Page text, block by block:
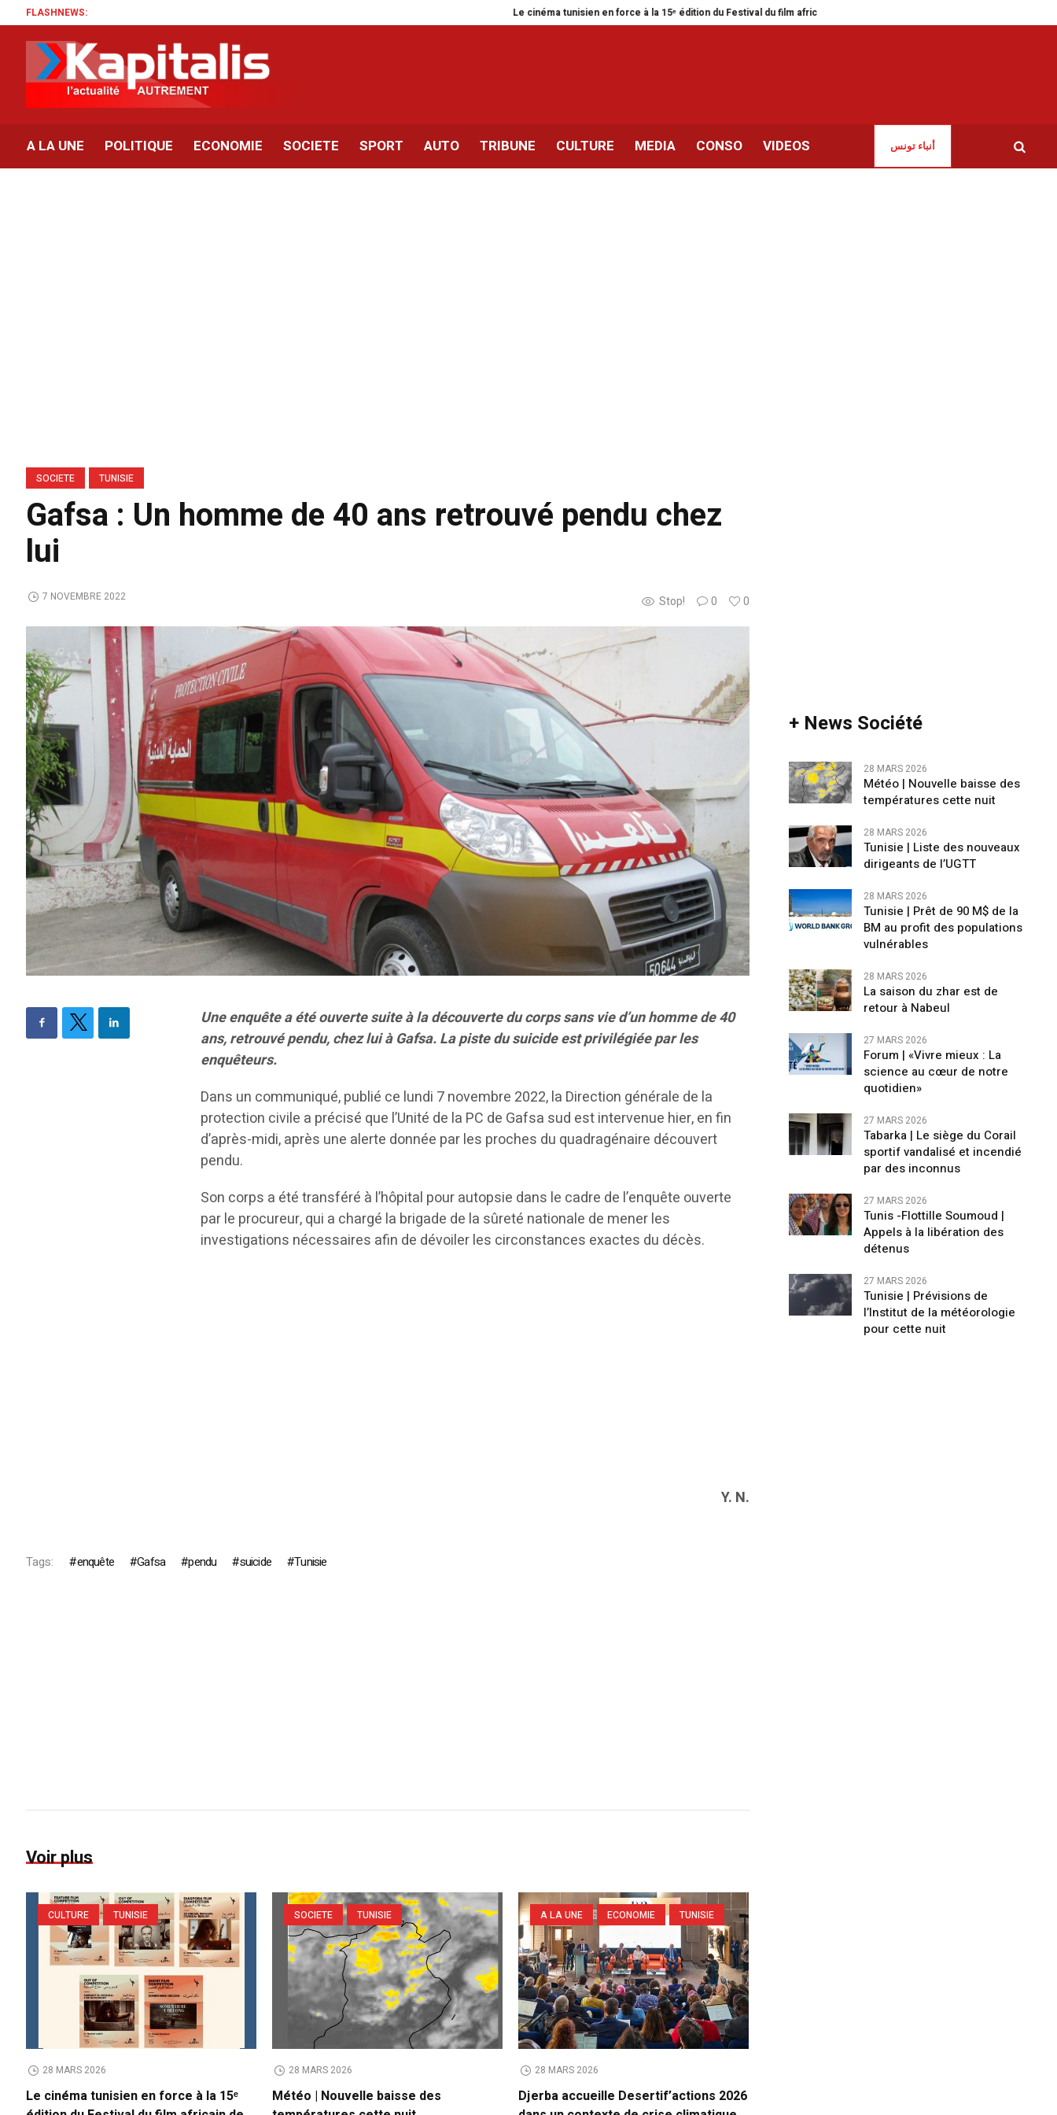
FLASHNEWS: Le cinéma tunisien en force à la 15ᵉ édition du Festival du film africain de Louxor
A LA UNE POLITIQUE ECONOMIE SOCIETE SPORT AUTO TRIBUNE CULTURE MEDIA CONSO VIDEOS أنباء تونس
SOCIETE TUNISIE
Gafsa : Un homme de 40 ans retrouvé pendu chez
lui
Stop! 0 0
7 NOVEMBRE 2022
Une enquête a été ouverte suite à la découverte du corps sans vie d’un homme de 40
ans, retrouvé pendu, chez lui à Gafsa. La piste du suicide est privilégiée par les
enquêteurs.
Dans un communiqué, publié ce lundi 7 novembre 2022, la Direction générale de la
protection civile a précisé que l’Unité de la PC de Gafsa sud est intervenue hier, en fin
d’après-midi, après une alerte donnée par les proches du quadragénaire découvert
pendu.
Son corps a été transféré à l’hôpital pour autopsie dans le cadre de l’enquête ouverte
par le procureur, qui a chargé la brigade de la sûreté nationale de mener les
investigations nécessaires afin de dévoiler les circonstances exactes du décès.
Y. N.
Tags: enquête Gafsa pendu suicide Tunisie
Voir plus
CULTURE TUNISIE
28 MARS 2026
Le cinéma tunisien en force à la 15ᵉ
SOCIETE TUNISIE
28 MARS 2026
Météo | Nouvelle baisse des
A LA UNE ECONOMIE TUNISIE
28 MARS 2026
Djerba accueille Desertif’actions 2026
+ News Société
28 MARS 2026
Météo | Nouvelle baisse des
températures cette nuit
28 MARS 2026
Tunisie | Liste des nouveaux
dirigeants de l’UGTT
28 MARS 2026
Tunisie | Prêt de 90 M$ de la
BM au profit des populations
vulnérables
28 MARS 2026
La saison du zhar est de
retour à Nabeul
27 MARS 2026
Forum | «Vivre mieux : La
science au cœur de notre
quotidien»
27 MARS 2026
Tabarka | Le siège du Corail
sportif vandalisé et incendié
par des inconnus
27 MARS 2026
Tunis -Flottille Soumoud |
Appels à la libération des
détenus
27 MARS 2026
Tunisie | Prévisions de
l’Institut de la météorologie
pour cette nuit